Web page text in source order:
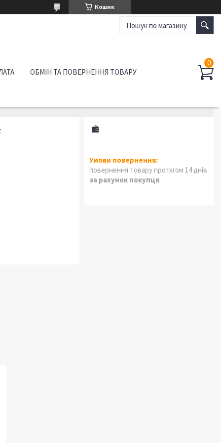
Кошик
ОБМІН ТА ПОВЕРНЕННЯ ТОВАРУ
повернення товару протягом 14 днів
за рахунок покупця